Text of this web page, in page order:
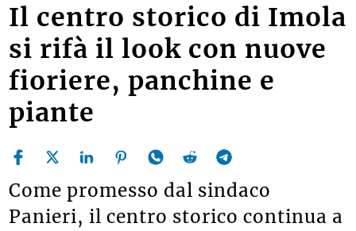
Il centro storico di Imola
si rifà il look con nuove
fioriere, panchine e
piante
Come promesso dal sindaco
Panieri, il centro storico continua a